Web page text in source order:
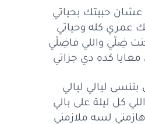
حبيتكبحياتي
عمريكلهوحياتي
ضِلّيوالليفاضِلّي
كده ديجزاتي
لياليليالي
حبيتك بحياتي
عمري كله وحياتي
ضِلّي واللي فاضِلّي
كده دي جزاتي
بتنسى ليالي ليالي
كل ليلة على بالي
لسه ملازمني